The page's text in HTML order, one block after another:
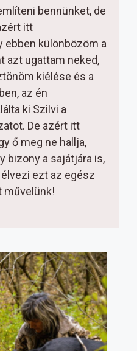
bennünket, de
itt
ebben különbözöm a
azt ugattam neked,
kiélése és a
az én
ki Szilvi a
De azért itt
ő meg ne hallja,
bizony a sajátjára is,
ezt az egész
művelünk!